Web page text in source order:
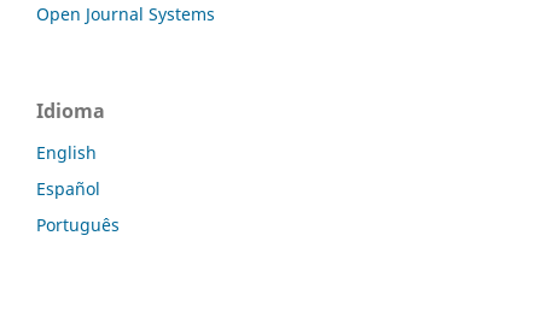
Open Journal Systems
Idioma
English
Español
Português